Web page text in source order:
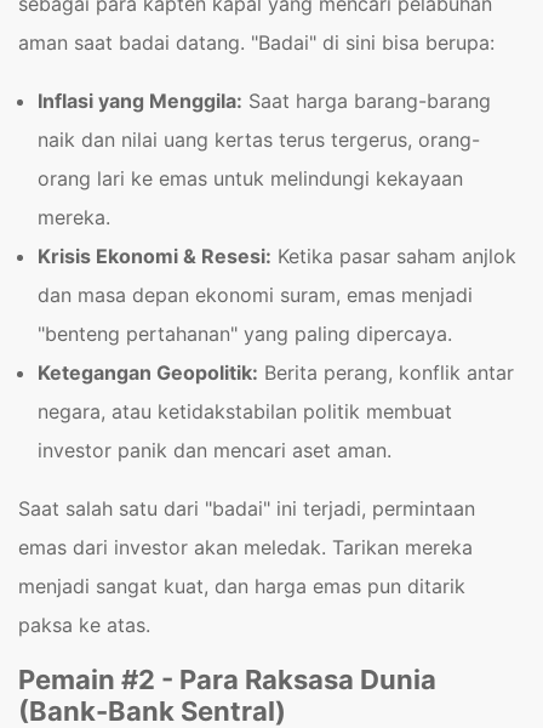
aman saat badai datang. "Badai" di sini bisa berupa:
Inflasi yang Menggila: Saat harga barang-barang
naik dan nilai uang kertas terus tergerus, orang-
orang lari ke emas untuk melindungi kekayaan
mereka.
Krisis Ekonomi & Resesi: Ketika pasar saham anjlok
dan masa depan ekonomi suram, emas menjadi
"benteng pertahanan" yang paling dipercaya.
Ketegangan Geopolitik: Berita perang, konflik antar
negara, atau ketidakstabilan politik membuat
investor panik dan mencari aset aman.
Saat salah satu dari "badai" ini terjadi, permintaan
emas dari investor akan meledak. Tarikan mereka
menjadi sangat kuat, dan harga emas pun ditarik
paksa ke atas.
Pemain #2 - Para Raksasa Dunia
(Bank-Bank Sentral)